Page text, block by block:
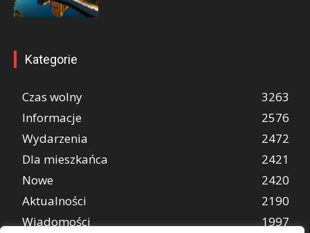
Kategorie
Czas wolny
3263
Informacje
2576
Wydarzenia
2472
Dla mieszkańca
2421
Nowe
2420
Aktualności
2190
Wiadomości
1997